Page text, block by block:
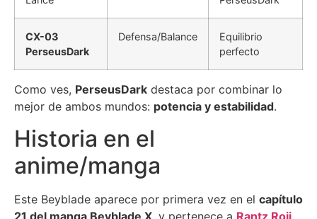
CX-03
PerseusDark
Defensa/Balance
Equilibrio
perfecto
Como ves, PerseusDark destaca por combinar lo
mejor de ambos mundos: potencia y estabilidad.
Historia en el
anime/manga
Este Beyblade aparece por primera vez en el capítulo
21 del manga Beyblade X, y pertenece a Rantz Roji,